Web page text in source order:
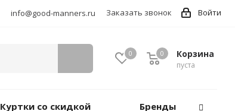
Войти
info@good-manners.ru Заказать звонок
0 Корзина
пуста
0
Куртки со скидкой Бренды